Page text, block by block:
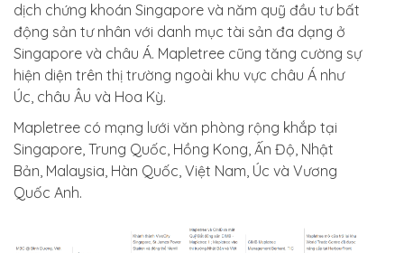
dịch chứng khoán Singapore và năm quỹ đầu tư bất
động sản tư nhân với danh mục tài sản đa dạng ở
Singapore và châu Á. Mapletree cũng tăng cường sự
hiện diện trên thị trường ngoài khu vực châu Á như
Úc, châu Âu và Hoa Kỳ.
Mapletree có mạng lưới văn phòng rộng khắp tại
Singapore, Trung Quốc, Hồng Kong, Ấn Độ, Nhật
Bản, Malaysia, Hàn Quốc, Việt Nam, Úc và Vương
Quốc Anh.